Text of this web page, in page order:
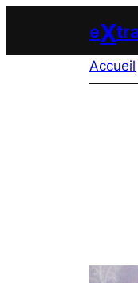
contenu
eX
Accueil